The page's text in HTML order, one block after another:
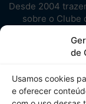
de
Usamos cookies
e oferecer
Desde 2004
sobre o Clube